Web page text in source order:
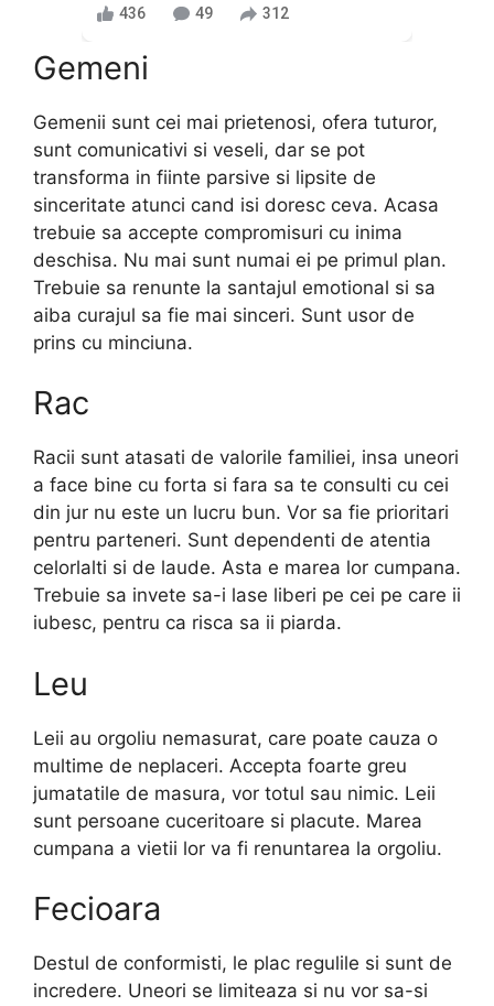
436 49 312
Gemeni
Gemenii sunt cei mai prietenosi, ofera tuturor,
sunt comunicativi si veseli, dar se pot
transforma in fiinte parsive si lipsite de
sinceritate atunci cand isi doresc ceva. Acasa
trebuie sa accepte compromisuri cu inima
deschisa. Nu mai sunt numai ei pe primul plan.
Trebuie sa renunte la santajul emotional si sa
aiba curajul sa fie mai sinceri. Sunt usor de
prins cu minciuna.
Rac
Racii sunt atasati de valorile familiei, insa uneori
a face bine cu forta si fara sa te consulti cu cei
din jur nu este un lucru bun. Vor sa fie prioritari
pentru parteneri. Sunt dependenti de atentia
celorlalti si de laude. Asta e marea lor cumpana.
Trebuie sa invete sa-i lase liberi pe cei pe care ii
iubesc, pentru ca risca sa ii piarda.
Leu
Leii au orgoliu nemasurat, care poate cauza o
multime de neplaceri. Accepta foarte greu
jumatatile de masura, vor totul sau nimic. Leii
sunt persoane cuceritoare si placute. Marea
cumpana a vietii lor va fi renuntarea la orgoliu.
Fecioara
Destul de conformisti, le plac regulile si sunt de
incredere. Uneori se limiteaza si nu vor sa-si